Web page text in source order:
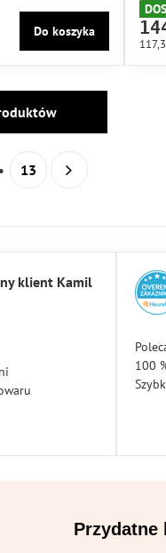
Do koszyka
13
klient Kamil
100
Przydatne